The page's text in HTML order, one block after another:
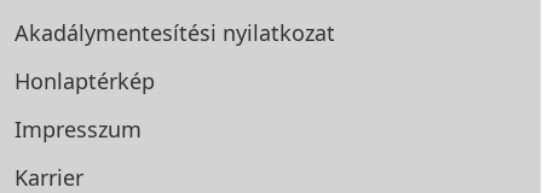
Akadálymentesítési nyilatkozat
Honlaptérkép
Impresszum
Karrier